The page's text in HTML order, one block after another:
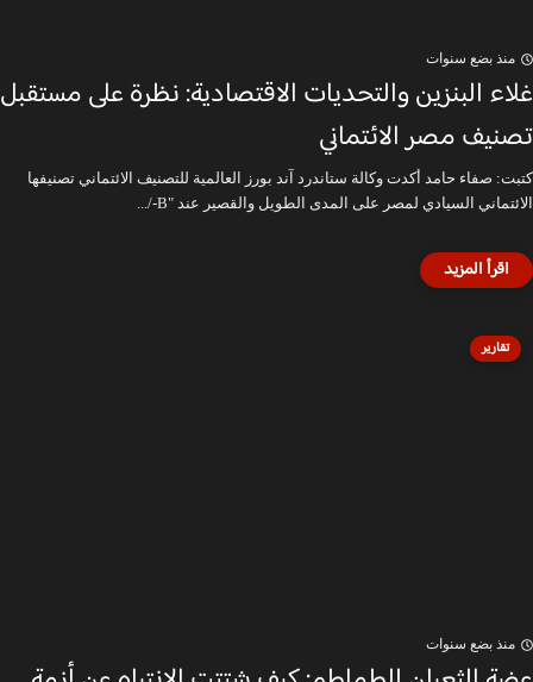
منذ بضع سنوات
غلاء البنزين والتحديات الاقتصادية: نظرة على مستقبل
تصنيف مصر الائتماني
كتبت: صفاء حامد أكدت وكالة ستاندرد آند بورز العالمية للتصنيف الائتماني تصنيفها
الائتماني السيادي لمصر على المدى الطويل والقصير عند "B-/...
تقارير
منذ بضع سنوات